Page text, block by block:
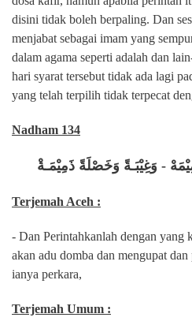
disini tidak boleh berpaling. Dan
menjabat sebagai imam yang
dalam agama seperti adalah dan
hari syarat tersebut tidak ada lagi
yang telah terpilih tidak terpecat
Nadham 134
- وَغِيْبَـةً وَخَصْلَةً ذَمِيْمَـةْ
Terjemah Aceh :
- Dan Perintahkanlah dengan yang
akan adu domba dan mengupat
ianya perkara,
Terjemah Umum :